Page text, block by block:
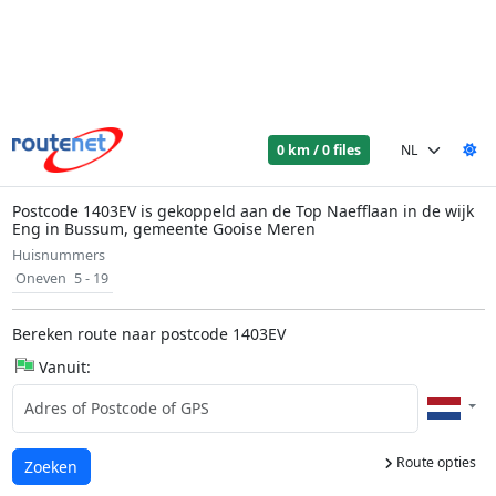
0 km / 0 files
Postcode 1403EV is gekoppeld aan de Top Naefflaan in de wijk
Eng in Bussum, gemeente Gooise Meren
Huisnummers
Oneven 5 - 19
Bereken route naar postcode 1403EV
Vanuit:
Route opties
Laden...
Zoeken